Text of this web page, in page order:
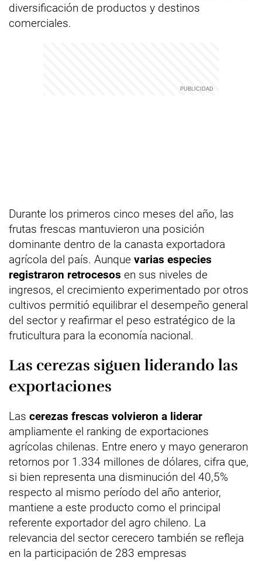
diversificación de productos y destinos
comerciales.
Durante los primeros cinco meses del año, las
frutas frescas mantuvieron una posición
dominante dentro de la canasta exportadora
agrícola del país. Aunque varias especies
registraron retrocesos en sus niveles de
ingresos, el crecimiento experimentado por otros
cultivos permitió equilibrar el desempeño general
del sector y reafirmar el peso estratégico de la
fruticultura para la economía nacional.
Las cerezas siguen liderando las
exportaciones
Las cerezas frescas volvieron a liderar
ampliamente el ranking de exportaciones
agrícolas chilenas. Entre enero y mayo generaron
retornos por 1.334 millones de dólares, cifra que,
si bien representa una disminución del 40,5%
respecto al mismo período del año anterior,
mantiene a este producto como el principal
referente exportador del agro chileno. La
relevancia del sector cerecero también se refleja
en la participación de 283 empresas